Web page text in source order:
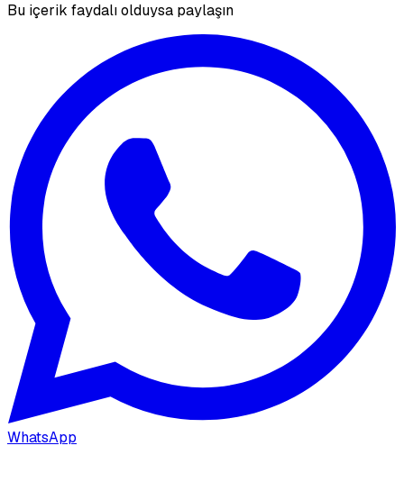
Bu içerik faydalı olduysa paylaşın
WhatsApp